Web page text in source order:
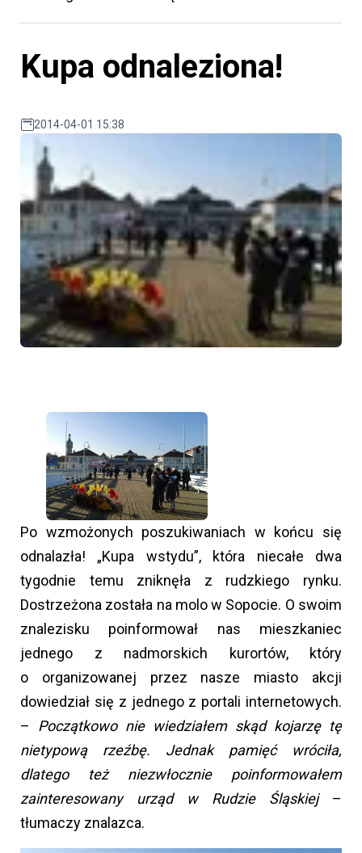
Kupa odnaleziona!
2014-04-01 15:38
Po wzmożonych poszukiwaniach w końcu się
odnalazła! „Kupa wstydu”, która niecałe dwa
tygodnie temu zniknęła z rudzkiego rynku.
Dostrzeżona została na molo w Sopocie. O swoim
znalezisku poinformował nas mieszkaniec
jednego z nadmorskich kurortów, który
o organizowanej przez nasze miasto akcji
dowiedział się z jednego z portali internetowych.
– Początkowo nie wiedziałem skąd kojarzę tę
nietypową rzeźbę. Jednak pamięć wróciła,
dlatego też niezwłocznie poinformowałem
zainteresowany urząd w Rudzie Śląskiej–
tłumaczy znalazca.